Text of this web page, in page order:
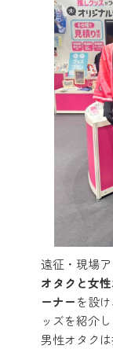
遠征・現場
オタクと女
ーナーを設
ッズを紹介し
男性オタク